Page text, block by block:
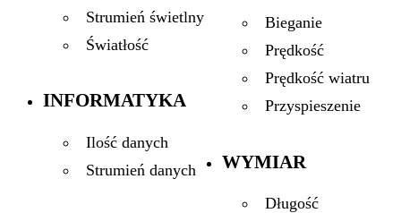
Strumień świetlny
Światłość
INFORMATYKA
Ilość danych
Strumień danych
Bieganie
Prędkość
Prędkość wiatru
Przyspieszenie
WYMIAR
Długość